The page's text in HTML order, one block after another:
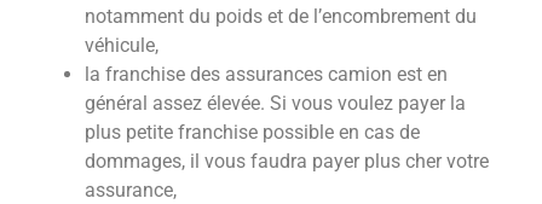
notamment du poids et de l’encombrement du
véhicule,
la franchise des assurances camion est en
général assez élevée. Si vous voulez payer la
plus petite franchise possible en cas de
dommages, il vous faudra payer plus cher votre
assurance,